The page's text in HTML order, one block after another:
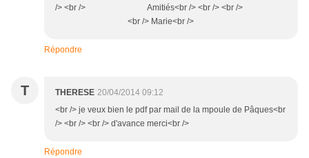
/> <br /> Amitiés<br /> <br /> <br />
<br /> Marie<br />
Répondre
T THERESE 20/04/2014 09:12
<br /> je veux bien le pdf par mail de la mpoule de Pâques<br
/> <br /> <br /> d'avance merci<br />
Répondre